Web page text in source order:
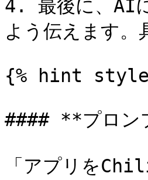
4. 最後に、AI
よう伝えます。
{% hint
#### **プロン
「アプリを